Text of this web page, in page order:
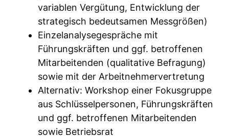
variablen Vergütung, Entwicklung der
strategisch bedeutsamen Messgrößen)
Einzelanalysegespräche mit
Führungskräften und ggf. betroffenen
Mitarbeitenden (qualitative Befragung)
sowie mit der Arbeitnehmervertretung
Alternativ: Workshop einer Fokusgruppe
aus Schlüsselpersonen, Führungskräften
und ggf. betroffenen Mitarbeitenden
sowie Betriebsrat